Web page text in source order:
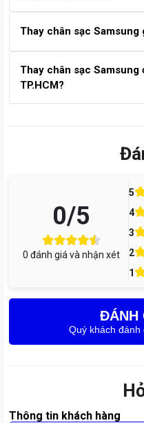
uy tín.
Thông thường, thời gian
– 60 phút. Với trường hợp
chờ lấy liền trong ngày,
Thay chân sạc Samsung
Chi phí thay chân sạc
700.000đ, tùy theo model
Thay chân sạc
TP.HCM?
tay nghề cao và có bảo
Center là địa chỉ được
hỗ trợ nhanh hoặc đặt
0/5
0 đánh giá và nhận xét
5
4
3
2
1
ĐÁNH
Quý khách đánh
Thông tin khách hàng